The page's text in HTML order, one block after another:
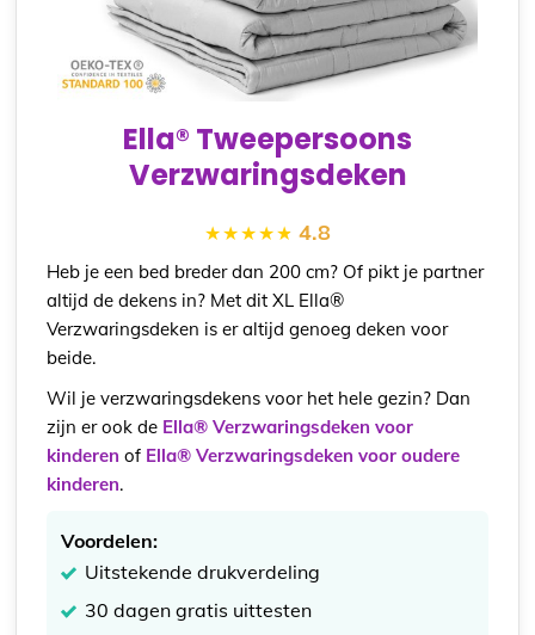
Ella® Tweepersoons
Verzwaringsdeken
4.8
Heb je een bed breder dan 200 cm? Of pikt je partner
altijd de dekens in? Met dit XL Ella®
Verzwaringsdeken is er altijd genoeg deken voor
beide.
Wil je verzwaringsdekens voor het hele gezin? Dan
zijn er ook de Ella® Verzwaringsdeken voor
kinderen of Ella® Verzwaringsdeken voor oudere
kinderen.
Voordelen:
Uitstekende drukverdeling
30 dagen gratis uittesten